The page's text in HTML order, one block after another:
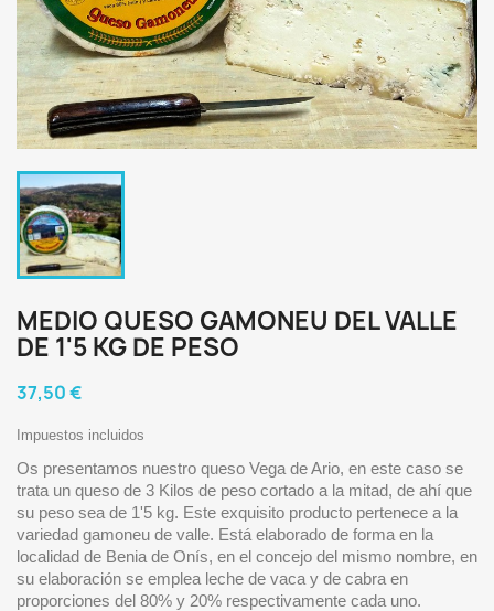
MEDIO QUESO GAMONEU DEL VALLE
DE 1'5 KG DE PESO
37,50 €
Impuestos incluidos
Os presentamos nuestro queso Vega de Ario, en este caso se
trata un queso de 3 Kilos de peso cortado a la mitad, de ahí que
su peso sea de 1'5 kg. Este exquisito producto pertenece a la
variedad gamoneu de valle. Está elaborado de forma en la
localidad de Benia de Onís, en el concejo del mismo nombre, en
su elaboración se emplea leche de vaca y de cabra en
proporciones del 80% y 20% respectivamente cada uno.